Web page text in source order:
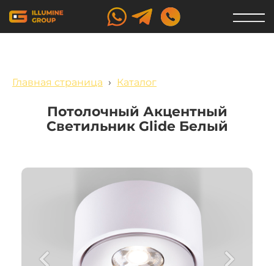
Главная страница › Каталог
Потолочный Акцентный
Светильник Glide Белый